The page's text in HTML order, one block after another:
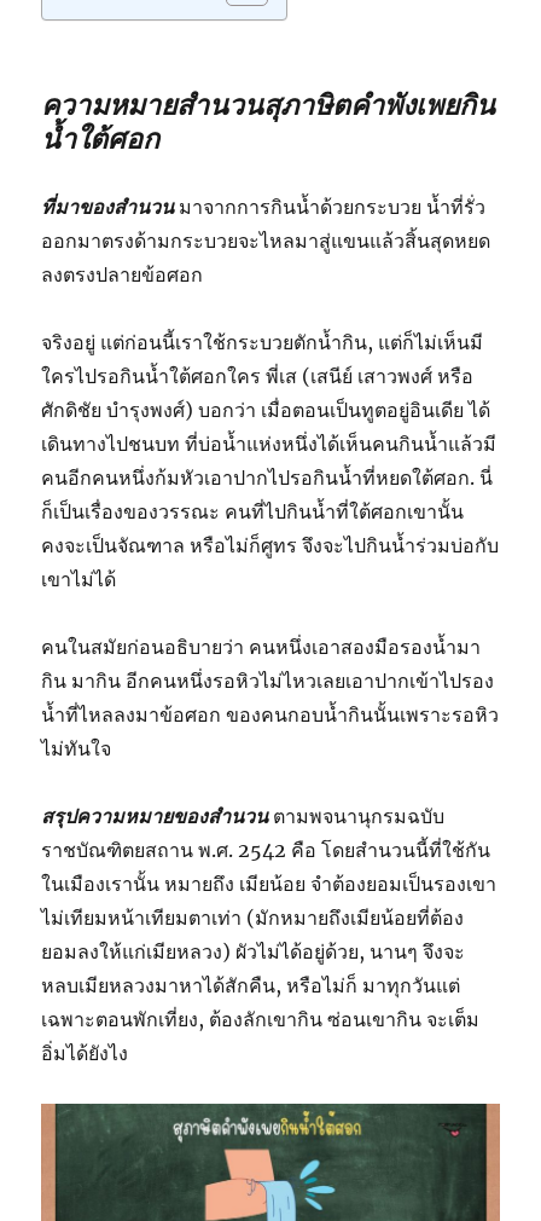
ความหมายสำนวนสุภาษิตคำพังเพยกิน
น้ำใต้ศอก
ที่มาของสำนวน มาจากการกินน้ำด้วยกระบวย น้ำที่รั่ว
ออกมาตรงด้ามกระบวยจะไหลมาสู่แขนแล้วสิ้นสุดหยด
ลงตรงปลายข้อศอก
จริงอยู่ แต่ก่อนนี้เราใช้กระบวยตักน้ำกิน, แต่ก็ไม่เห็นมี
ใครไปรอกินน้ำใต้ศอกใคร พี่เส (เสนีย์ เสาวพงศ์ หรือ
ศักดิชัย บำรุงพงศ์) บอกว่า เมื่อตอนเป็นทูตอยู่อินเดีย ได้
เดินทางไปชนบท ที่บ่อน้ำแห่งหนึ่งได้เห็นคนกินน้ำแล้วมี
คนอีกคนหนึ่งก้มหัวเอาปากไปรอกินน้ำที่หยดใต้ศอก. นี่
ก็เป็นเรื่องของวรรณะ คนที่ไปกินน้ำที่ใต้ศอกเขานั้น
คงจะเป็นจัณฑาล หรือไม่ก็ศูทร จึงจะไปกินน้ำร่วมบ่อกับ
เขาไม่ได้
คนในสมัยก่อนอธิบายว่า คนหนึ่งเอาสองมือรองน้ำมา
กิน มากิน อีกคนหนึ่งรอหิวไม่ไหวเลยเอาปากเข้าไปรอง
น้ำที่ไหลลงมาข้อศอก ของคนกอบน้ำกินนั้นเพราะรอหิว
ไม่ทันใจ
สรุปความหมายของสำนวนตามพจนานุกรมฉบับ
ราชบัณฑิตยสถาน พ.ศ. 2542 คือ โดยสำนวนนี้ที่ใช้กัน
ในเมืองเรานั้น หมายถึง เมียน้อย จําต้องยอมเป็นรองเขา
ไม่เทียมหน้าเทียมตาเท่า (มักหมายถึงเมียน้อยที่ต้อง
ยอมลงให้แก่เมียหลวง) ผัวไม่ได้อยู่ด้วย, นานๆ จึงจะ
หลบเมียหลวงมาหาได้สักคืน, หรือไม่ก็ มาทุกวันแต่
เฉพาะตอนพักเที่ยง, ต้องลักเขากิน ซ่อนเขากิน จะเต็ม
อิ่มได้ยังไง